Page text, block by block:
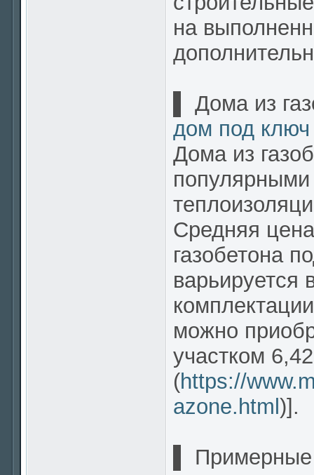
на
▌ Дома из
дом под ключ
Дома из
популярными
Средняя
газобетона
варьируется
можно
участком
(https://
azone.html )].
▌